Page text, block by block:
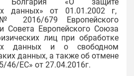
данных» от 01.01.2002 г,
2016/679 Европейского
Совета Европейского Союза
лиц при обработке
данных и о свободном
данных, а также об отмене
46/ЕС» от 27.04.2016г.